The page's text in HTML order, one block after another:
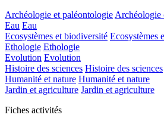
Archéologie et paléontologie Archéologie
Eau Eau
Ecosystèmes et biodiversité Ecosystèmes
Ethologie Ethologie
Evolution Evolution
Histoire des sciences Histoire des sciences
Humanité et nature Humanité et nature
Jardin et agriculture Jardin et agriculture
Fiches activités